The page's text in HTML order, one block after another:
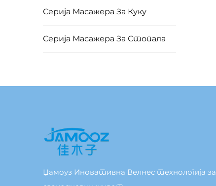
Серија Масажера За Куку
Серија Масажера За Стопала
Џамоуз Иновативна Велнес технологија за